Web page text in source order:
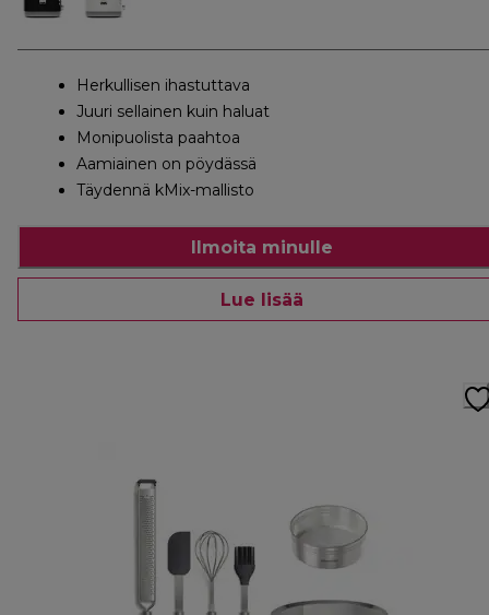
Herkullisen ihastuttava
Juuri sellainen kuin haluat
Monipuolista paahtoa
Aamiainen on pöydässä
Täydennä kMix-mallisto
Ilmoita minulle
Lue lisää